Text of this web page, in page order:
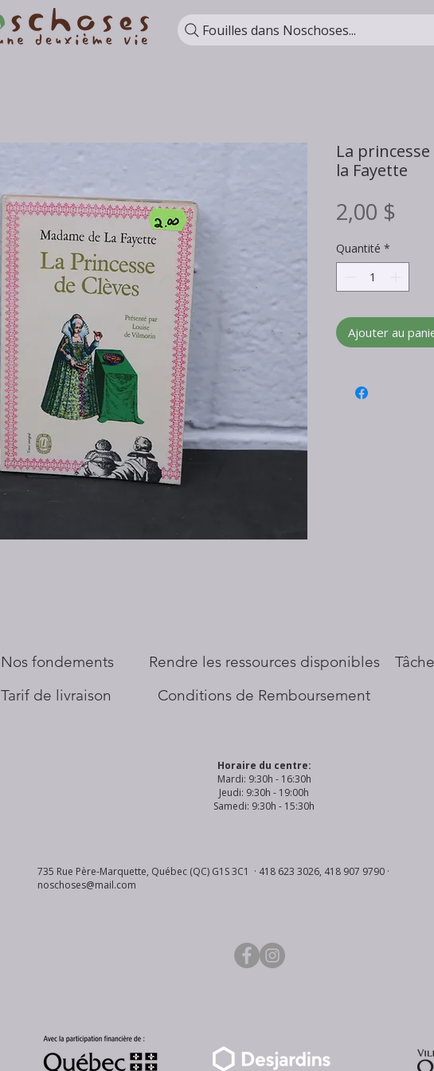
Fouilles dans Noschoses...
La
la Fayette
2,00 $
Quantité *
Ajouter au
Nos fondements
Tarif de livraison
​Rendre les ressources disponibles
Conditions de Remboursement
Horaire du centre:
Mardi: 9:30h - 16:30h
Jeudi: 9:30h - 19:00h
Samedi: 9:30h - 15:30h
735 Rue Père-Marquette, Québec (QC) G1S 3C1 · 418 623 3026, 418 907 9790 ·
noschoses@mail.com